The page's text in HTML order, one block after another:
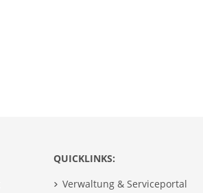
QUICKLINKS:
Verwaltung & Serviceportal